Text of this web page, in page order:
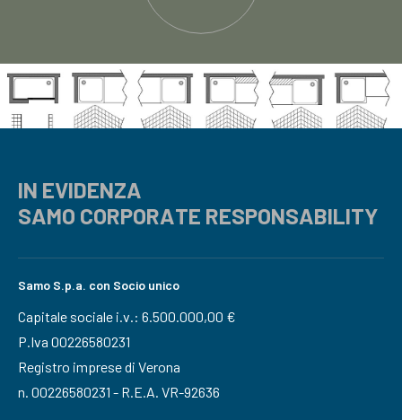
IN EVIDENZA
SAMO CORPORATE RESPONSABILITY
Samo S.p.a. con Socio unico
Capitale sociale i.v.: 6.500.000,00 €
P.Iva 00226580231
Registro imprese di Verona
n. 00226580231 - R.E.A. VR-92636